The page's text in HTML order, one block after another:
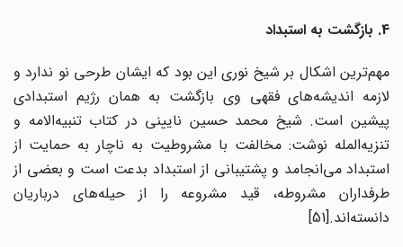
مهم‌ترین اشکال بر شیخ نوری این بود که ایشان طرحی نو ندارد و
لازمه اندیشه‌های فقهی وی بازگشت به همان رژیم استبدادی
پیشین است. شیخ محمد حسین نایینی در کتاب تنبیه‌الامه و
تنزیه‌المله نوشت: مخالفت با مشروطیت به ناچار به حمایت از
استبداد می‌انجامد و پشتیبانی از استبداد بدعت است و بعضی از
طرفداران مشروطه، قید مشروعه را از حیله‌های درباریان
دانسته‌اند.[51]